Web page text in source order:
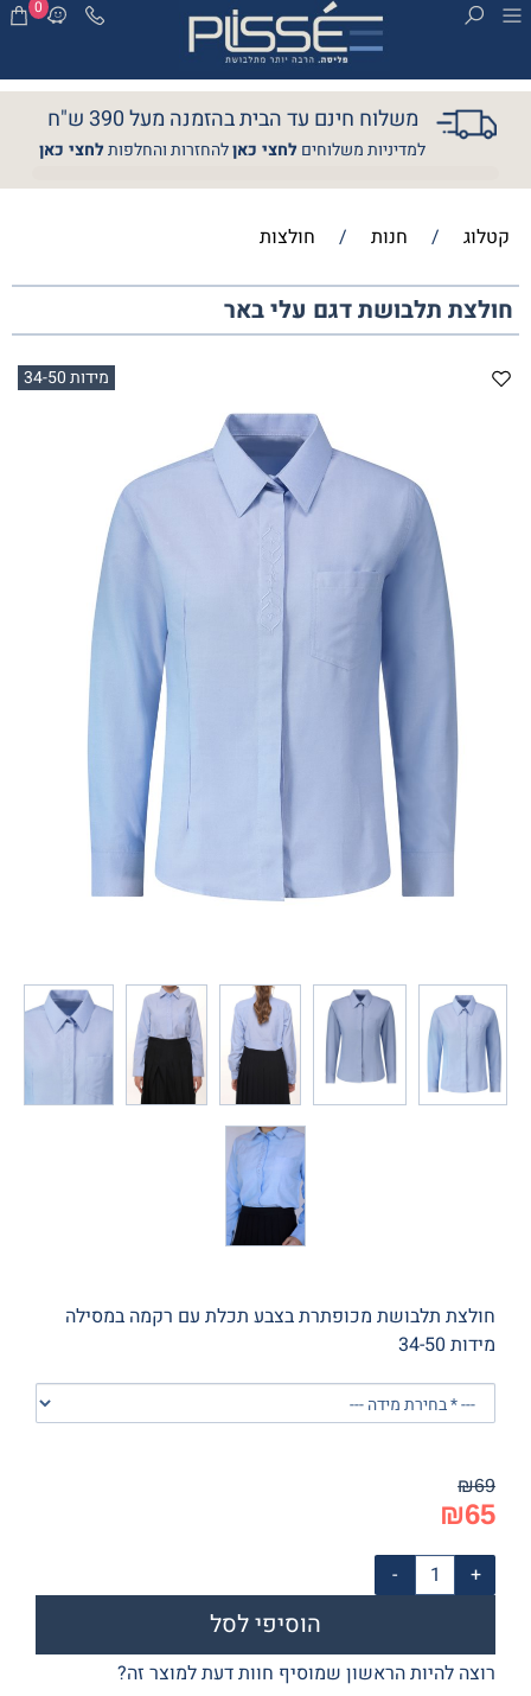
0
משלוח חינם עד הבית בהזמנה מעל 390 ש"ח
למדיניות משלוחיםלחצי כאןלהחזרות והחלפותלחצי כאן
קטלוג / חנות / חולצות
חולצת תלבושת דגם עלי באר
מידות 34-50
חולצת תלבושת מכופתרת בצבע תכלת עם רקמה במסילה
מידות 34-50
₪69
₪65
הוסיפי לסל
רוצה להיות הראשון שמוסיף חוות דעת למוצר זה?